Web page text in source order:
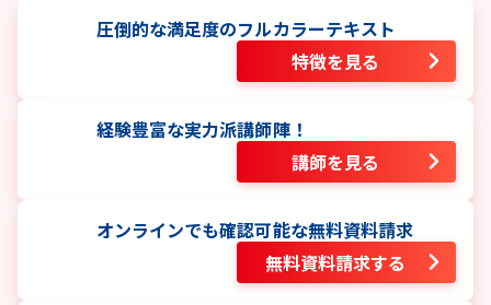
圧倒的な満足度のフルカラーテキスト
特徴を見る
経験豊富な実力派講師陣！
講師を見る
オンラインでも確認可能な無料資料請求
無料資料請求する